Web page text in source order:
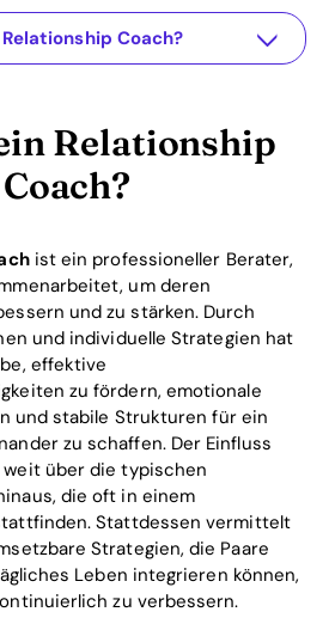
Coach?
Relationship
Coach?
ist ein professioneller Berater,
um deren
und zu stärken. Durch
und individuelle Strategien hat
effektive
zu fördern, emotionale
und stabile Strukturen für ein
zu schaffen. Der Einfluss
über die typischen
die oft in einem
Stattdessen vermittelt
Strategien, die Paare
Leben integrieren können,
zu verbessern.